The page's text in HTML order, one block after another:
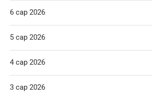
6 сар 2026
5 сар 2026
4 сар 2026
3 сар 2026